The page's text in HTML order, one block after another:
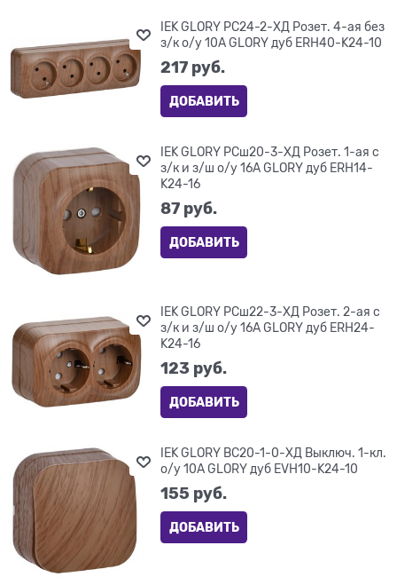
IEK GLORY РС24-2-ХД Розет. 4-ая без
з/к о/у 10А GLORY дуб ERH40-K24-10
217 руб.
ДОБАВИТЬ
IEK GLORY РСш20-3-ХД Розет. 1-ая с
з/к и з/ш о/у 16А GLORY дуб ERH14-
K24-16
87 руб.
ДОБАВИТЬ
IEK GLORY РСш22-3-ХД Розет. 2-ая с
з/к и з/ш о/у 16А GLORY дуб ERH24-
K24-16
123 руб.
ДОБАВИТЬ
IEK GLORY ВС20-1-0-ХД Выключ. 1-кл.
о/у 10А GLORY дуб EVH10-K24-10
155 руб.
ДОБАВИТЬ